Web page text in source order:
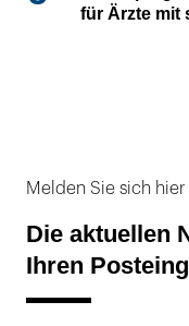
für Ärzte mit
Melden Sie sich
Die aktuellen
Ihren